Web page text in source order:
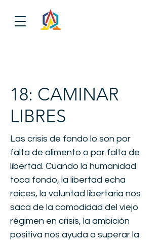
18: CAMINAR
LIBRES
Las crisis de fondo lo son por
falta de alimento o por falta de
libertad. Cuando la humanidad
toca fondo, la libertad echa
raíces, la voluntad libertaria nos
saca de la comodidad del viejo
régimen en crisis, la ambición
positiva nos ayuda a superar la